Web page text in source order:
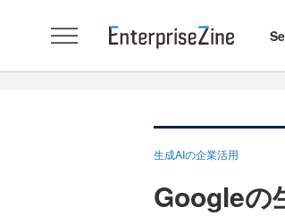
生成AIの企業活用
Googleの